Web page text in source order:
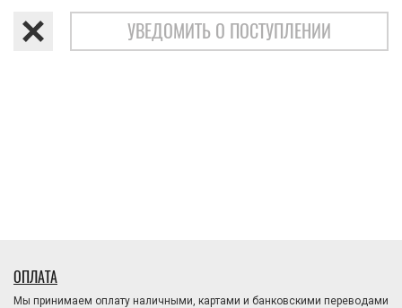
УВЕДОМИТЬ О ПОСТУПЛЕНИИ
ОПЛАТА
Мы принимаем оплату наличными, картами и банковскими переводами